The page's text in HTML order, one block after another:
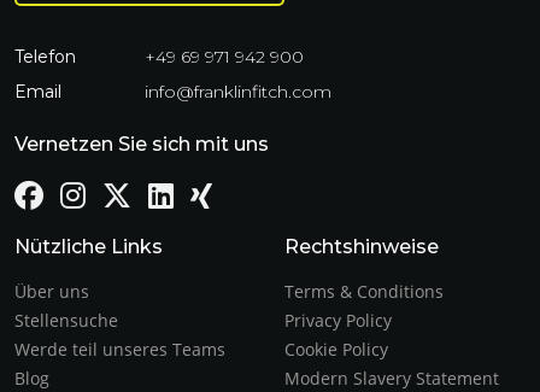
Telefon
+49 69 971 942 900
Email
info@franklinfitch.com
Vernetzen Sie sich mit uns
Nützliche Links
Über uns
Stellensuche
Werde teil unseres Teams
Blog
Rechtshinweise
Terms & Conditions
Privacy Policy
Cookie Policy
Modern Slavery Statement